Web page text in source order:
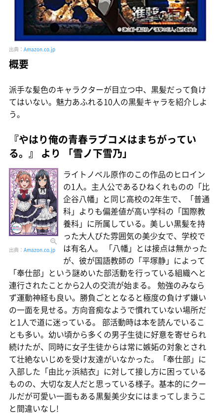
出典： Amazon.co.jp
概要
派手な髪色のキャラクターが目立つ中、黒髪だって負け
てはいない。魅力あふれる10人の黒髪キャラを紹介しよ
う。
『やはり俺の青春ラブコメはまちがってい
る。』 より 「雪ノ下雪乃」
出典： Amazon.co.jp
ライトノベル原作のこの作品のヒロイン
の1人。主人公であるひねくれものの「比
企谷八幡」と同じ高校の2年生で、「普通
科」よりも偏差値が高い学科の「国際教
養科」に所属している。美しい黒髪を持
った大人びた雰囲気の美少女で、学校で
は有名人。 「八幡」とは接点は無かった
が、彼が国語教師の「平塚静」によって
「奉仕部」という謎めいた部活動を行っている組織へと
連行されたことから2人の交流が始まる。 勉強のみなら
ず運動神経も良い。勝負ごととなると極度の負けず嫌い
の一面を見せる。方向音痴なようで慣れていない場所だ
と1人で道に迷っている。 部活動時は本を読んでいるこ
とも多い。幼い頃から多くの男子生徒に好意を寄せられ
続けたが、同時に女子生徒からは常に嫉妬の対象とされ
て壮絶ないじめを受け友達がいなかった。「奉仕部」に
入部した「由比ヶ浜結衣」に対して接し方に困っている
ものの、大切な友人だと思っている様子。基本的にクー
ルだが可愛い一面もある黒髪美少女にはまってしまうこ
と間違いなし!